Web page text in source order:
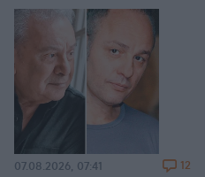
07.08.2026, 07:41 12